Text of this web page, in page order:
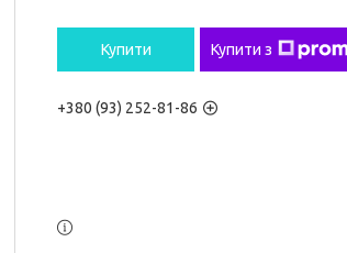
Купити Купити з
+380 (93) 252-81-86